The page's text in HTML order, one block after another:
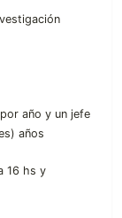
año y un jefe
años
16 hs y